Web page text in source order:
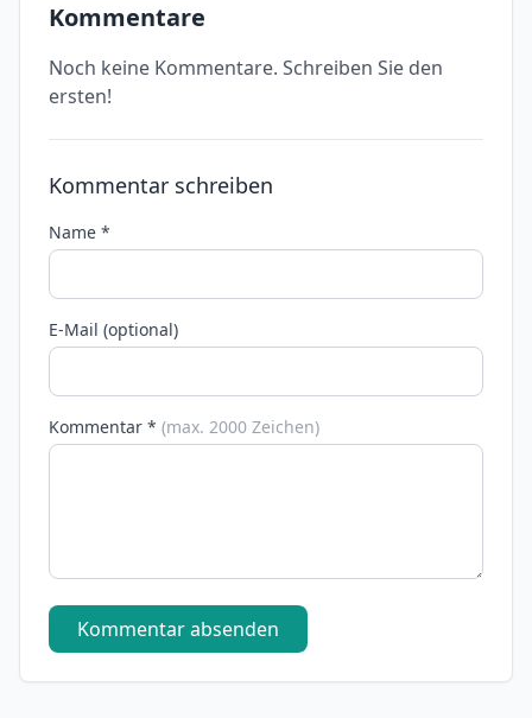
Kommentare
Noch keine Kommentare. Schreiben Sie den
ersten!
Kommentar schreiben
Name *
E-Mail (optional)
Kommentar * (max. 2000 Zeichen)
Kommentar absenden